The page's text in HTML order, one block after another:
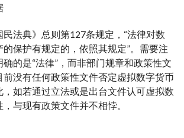
民法典》总则第127条规定，“法律对数
保护有规定的，依照其规定”。需要注
的是“法律”，而非部门规章和政策性文
没有任何政策性文件否定虚拟数字货币
，如若通过立法或是出台文件认可虚拟数
与现有政策文件并不相悖。